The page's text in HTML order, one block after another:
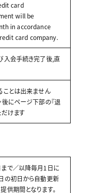
card
will be
in accordance
card company.
入会手続き完了後,直
ことは出来ません
にページ下部の『退
だけます
で／以降毎月1日に
の初日から自動更新
供期間となります。